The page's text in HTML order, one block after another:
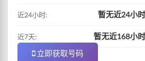
近24小时: 暂无近24小
近7天:
暂无近168小
立即获取号码